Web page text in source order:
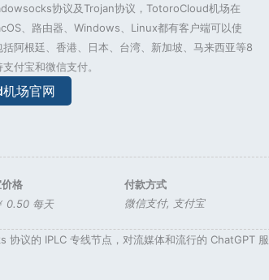
协议及Trojan协议，TotoroCloud机场在
、路由器、Windows、Linux都有客户端可以使
括阿根廷、香港、日本、台湾、新加坡、马来西亚等8
付宝和微信支付。
场官网
格
0.50 每天
付款方式
微信支付, 支付宝
议的 IPLC 专线节点，对流媒体和流行的 ChatGPT 服